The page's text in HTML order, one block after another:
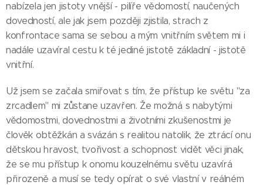
nabízela jen jistoty vnější - pilíře vědomostí, naučených
dovedností, ale jak jsem později zjistila, strach z
konfrontace sama se sebou a mým vnitřním světem mi i
nadále uzavíral cestu k té jediné jistotě základní - jistotě
vnitřní.
Už jsem se začala smiřovat s tím, že přístup ke světu "za
zrcadlem" mi zůstane uzavřen. Že možná s nabytými
vědomostmi, dovednostmi a životními zkušenostmi je
člověk obtěžkán a svázán s realitou natolik, že ztrácí onu
dětskou hravost, tvořivost a schopnost vidět věci jinak,
že se mu přístup k onomu kouzelnému světu uzavírá
přirozeně a musí se tedy opírat o své vlastní v reálném